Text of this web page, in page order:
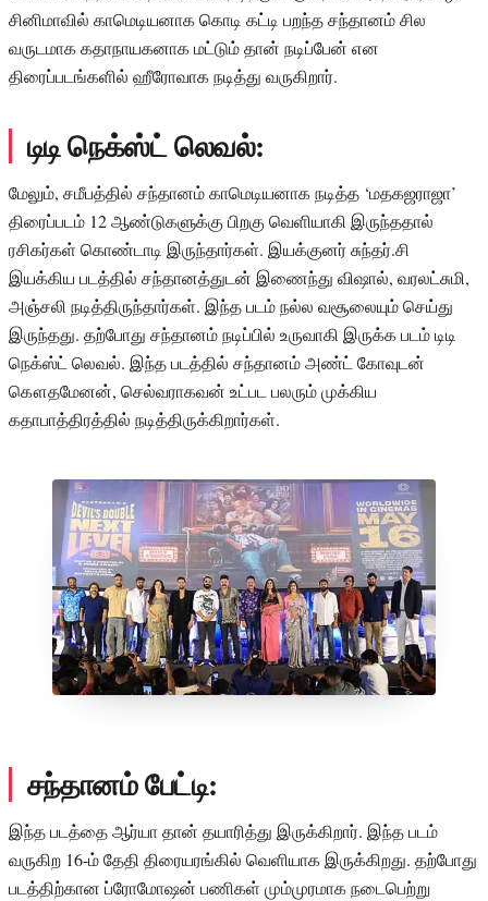
சினிமாவில் காமெடியனாக கொடி கட்டி பறந்த சந்தானம் சில
வருடமாக கதாநாயகனாக மட்டும் தான் நடிப்பேன் என
திரைப்படங்களில் ஹீரோவாக நடித்து வருகிறார்.
டிடி நெக்ஸ்ட் லெவல்:
மேலும், சமீபத்தில் சந்தானம் காமெடியனாக நடித்த ‘மதகஜராஜா’
திரைப்படம் 12 ஆண்டுகளுக்கு பிறகு வெளியாகி இருந்ததால்
ரசிகர்கள் கொண்டாடி இருந்தார்கள். இயக்குனர் சுந்தர்.சி
இயக்கிய படத்தில் சந்தானத்துடன் இணைந்து விஷால், வரலட்சுமி,
அஞ்சலி நடித்திருந்தார்கள். இந்த படம் நல்ல வசூலையும் செய்து
இருந்தது. தற்போது சந்தானம் நடிப்பில் உருவாகி இருக்க படம் டிடி
நெக்ஸ்ட் லெவல். இந்த படத்தில் சந்தானம் அண்ட் கோவுடன்
கௌதமேனன், செல்வராகவன் உட்பட பலரும் முக்கிய
கதாபாத்திரத்தில் நடித்திருக்கிறார்கள்.
சந்தானம் பேட்டி:
இந்த படத்தை ஆர்யா தான் தயாரித்து இருக்கிறார். இந்த படம்
வருகிற 16-ம் தேதி திரையரங்கில் வெளியாக இருக்கிறது. தற்போது
படத்திற்கான ப்ரோமோஷன் பணிகள் மும்முரமாக நடைபெற்று